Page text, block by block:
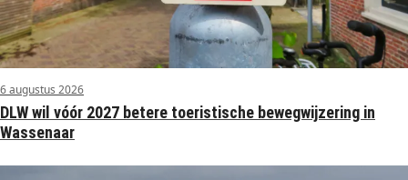
6 augustus 2026
DLW wil vóór 2027 betere toeristische bewegwijzering in
Wassenaar